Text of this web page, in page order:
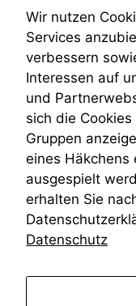
Teilungsklage
Venezuela
VRK
Zivilprozessordnung
ZPO
Zustellfiktion
Zuständigkeit
Öffentliches
Öffentlichkeitsprinzip
Wir nutzen
Services
verbessern
Interessen auf
und
sich die
Gruppen
eines Häkchens
ausgespielt
erhalten Sie
Datenschutz